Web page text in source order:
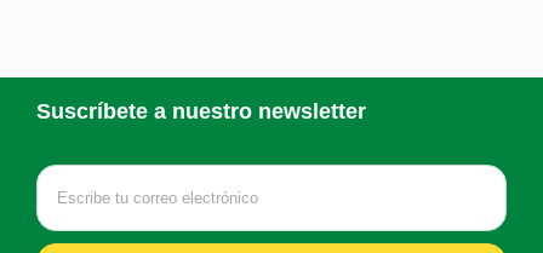
Suscríbete a nuestro newsletter